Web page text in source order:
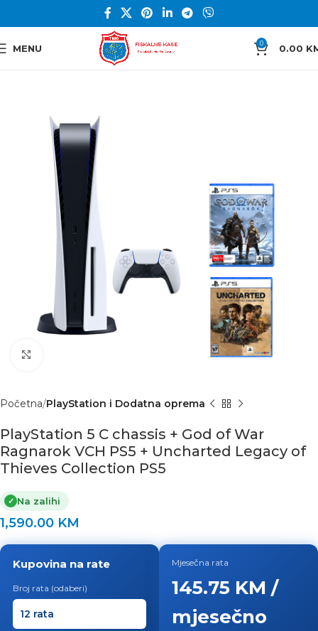
MENU 0 0.00
Početna PlayStation i Dodatna oprema
PlayStation 5 C chassis + God of War
Ragnarok VCH PS5 + Uncharted Legacy of
Thieves Collection PS5
✓ Na zalihi
1,590.00 KM
Kupovina na rate
Broj rata (odaberi)
Mjesečna rata
145.75 KM /
mjesečno